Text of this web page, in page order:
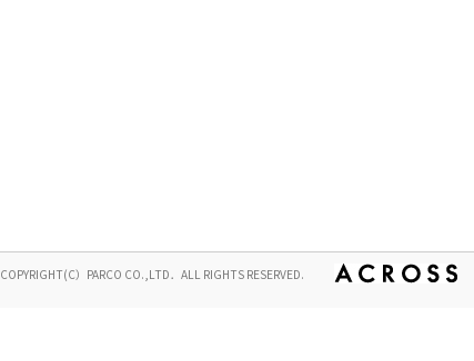
COPYRIGHT(C）PARCO CO.,LTD．ALL RIGHTS RESERVED.